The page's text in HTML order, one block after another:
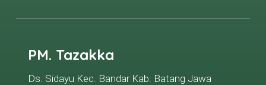
PM. Tazakka
Ds. Sidayu Kec. Bandar Kab. Batang Jawa